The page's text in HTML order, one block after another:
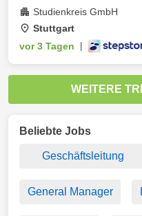
Studienkreis GmbH
Stuttgart
vor 3 Tagen
WEITERE
Beliebte Jobs
Geschäftsleitung
General Manager